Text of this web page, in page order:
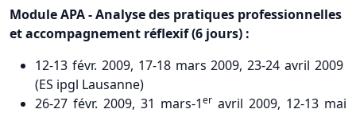
Module APA - Analyse des pratiques professionnelles
et accompagnement réflexif (6 jours) :
12-13 févr. 2009, 17-18 mars 2009, 23-24 avril 2009
(ES ipgl Lausanne)
26-27 févr. 2009, 31 mars-1er avril 2009, 12-13 mai